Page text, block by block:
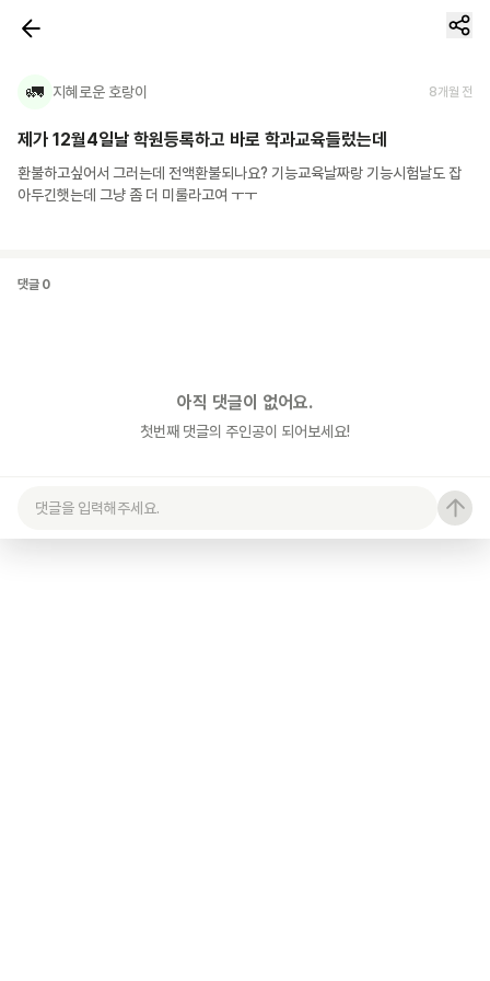
🚛 지혜로운 호랑이 8개월 전
제가 12월4일날 학원등록하고 바로 학과교육들렀는데
환불하고싶어서 그러는데 전액환불되나요? 기능교육날짜랑 기능시험날도 잡
아두긴햇는데 그냥 좀 더 미룰라고여 ㅜㅜ
댓글 0
아직 댓글이 없어요.
첫번째 댓글의 주인공이 되어보세요!